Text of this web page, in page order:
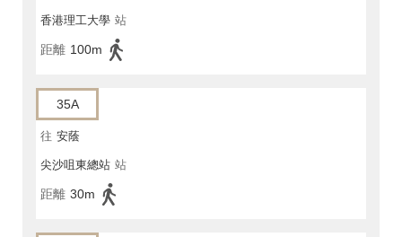
香港理工大學 站
距離 100m
35A
往 安蔭
尖沙咀東總站 站
距離 30m